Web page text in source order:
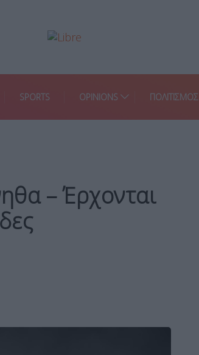
SPORTS OPINIONS ΠΟΛΙΤΙΣΜΟΣ
– Έρχονται